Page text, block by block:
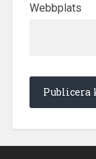
Webbplats